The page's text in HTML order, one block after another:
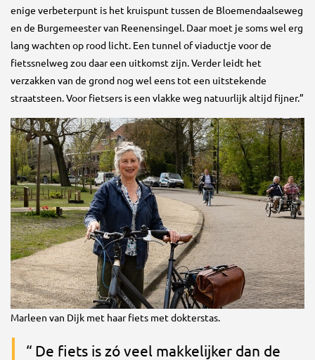
enige verbeterpunt is het kruispunt tussen de Bloemendaalseweg
en de Burgemeester van Reenensingel. Daar moet je soms wel erg
lang wachten op rood licht. Een tunnel of viaductje voor de
fietssnelweg zou daar een uitkomst zijn. Verder leidt het
verzakken van de grond nog wel eens tot een uitstekende
straatsteen. Voor fietsers is een vlakke weg natuurlijk altijd fijner.”
Marleen van Dijk met haar fiets met dokterstas.
De fiets is zó veel makkelijker dan de